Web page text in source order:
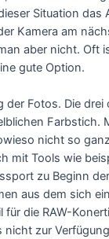
Situation das
Kamera am
aber nicht. Oft
gute Option.
der Fotos. Die drei
Farbstich.
nicht so
mit Tools wie
zu Beginn
aus dem sich
die RAW-
nicht zur